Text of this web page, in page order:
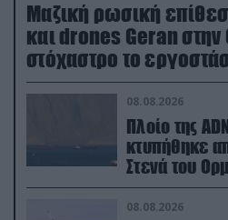
Μαζική ρωσική
και drones Geran στην
στόχαστρο το
08.08.2026
Πλοίο της
κτυπήθηκε
Στενά του
08.08.2026